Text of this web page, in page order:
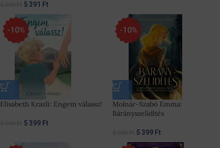
5 391 Ft
-10%
Elisabeth Krazli: Engem válassz!
5 399 Ft
-10%
Molnár-Szabó Emma:
Bárányszelídítés
5 399 Ft